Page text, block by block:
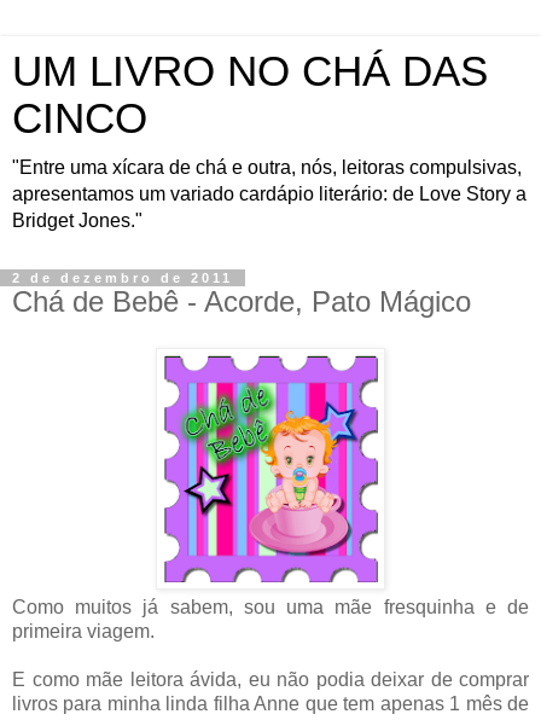
UM LIVRO NO CHÁ DAS
CINCO
"Entre uma xícara de chá e outra, nós, leitoras compulsivas,
apresentamos um variado cardápio literário: de Love Story a
Bridget Jones."
2 de dezembro de 2011
Chá de Bebê - Acorde, Pato Mágico
Como muitos já sabem, sou uma mãe fresquinha e de
primeira viagem.
E como mãe leitora ávida, eu não podia deixar de comprar
livros para minha linda filha Anne que tem apenas 1 mês de